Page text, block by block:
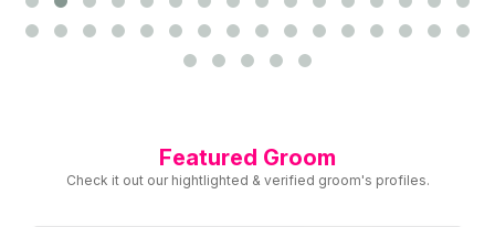
Featured Groom
Check it out our hightlighted & verified groom's profiles.